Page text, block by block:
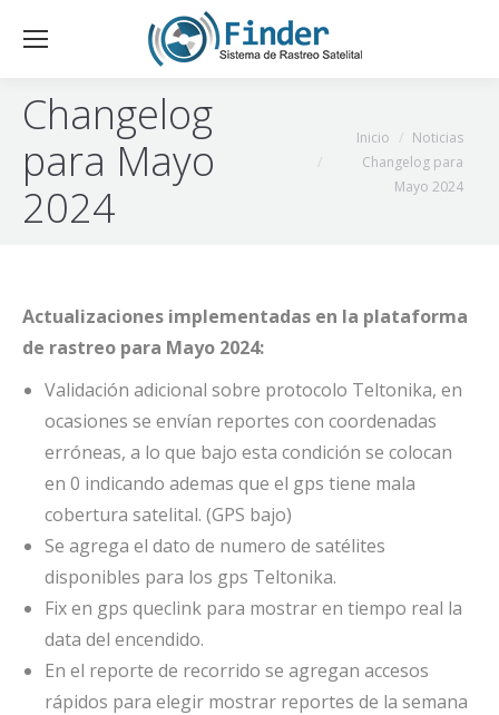
Changelog
para Mayo
2024
Estás aquí:
Inicio
Noticias
Changelog para
Mayo 2024
Actualizaciones implementadas en la plataforma
de rastreo para Mayo 2024:
Validación adicional sobre protocolo Teltonika, en
ocasiones se envían reportes con coordenadas
erróneas, a lo que bajo esta condición se colocan
en 0 indicando ademas que el gps tiene mala
cobertura satelital. (GPS bajo)
Se agrega el dato de numero de satélites
disponibles para los gps Teltonika.
Fix en gps queclink para mostrar en tiempo real la
data del encendido.
En el reporte de recorrido se agregan accesos
rápidos para elegir mostrar reportes de la semana